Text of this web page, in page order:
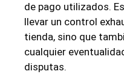
de pago utilizados.
llevar un control
tienda, sino que
cualquier
disputas.